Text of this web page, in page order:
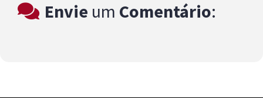
Envie um Comentário: